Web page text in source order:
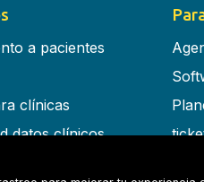
a pacientes
clínicas
datos clínicos